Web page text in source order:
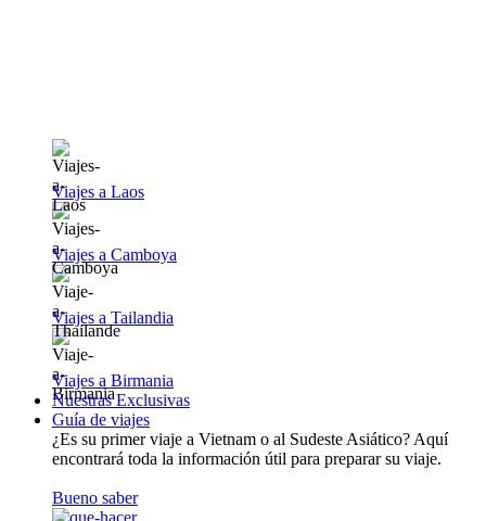
Viajes a Laos
Viajes a Camboya
Viajes a Tailandia
Viajes a Birmania
Nuestras Exclusivas
Guía de viajes
¿Es su primer viaje a Vietnam o al Sudeste Asiático? Aquí
encontrará toda la información útil para preparar su viaje.
Bueno saber